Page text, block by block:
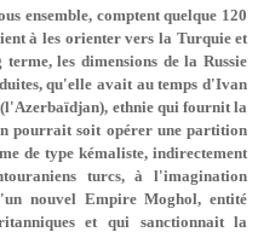
ensemble, comptent quelque 120
à les orienter vers la Turquie et
les dimensions de la Russie
qu'elle avait au temps d'Ivan
ethnie qui fournit la
pourrait soit opérer une partition
de type kémaliste, indirectement
turcs, à l'imagination
nouvel Empire Moghol, entité
et qui sanctionnait la